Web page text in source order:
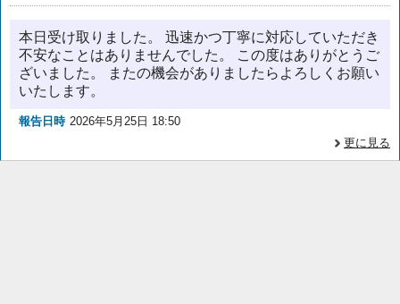
本日受け取りました。 迅速かつ丁寧に対応していただき
不安なことはありませんでした。 この度はありがとうご
ざいました。 またの機会がありましたらよろしくお願い
いたします。
報告日時 2026年5月25日 18:50
更に見る